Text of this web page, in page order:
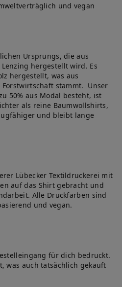
und vegan
Ursprungs, die aus
hergestellt wird. Es
hergestellt, was aus
stammt. Unser
50% aus Modal besteht, ist
als reine Baumwollshirts,
und bleibt lange
Lübecker Textildruckerei mit
auf das Shirt gebracht und
Alle Druckfarben sind
und vegan.
für dich bedruckt.
was auch tatsächlich gekauft